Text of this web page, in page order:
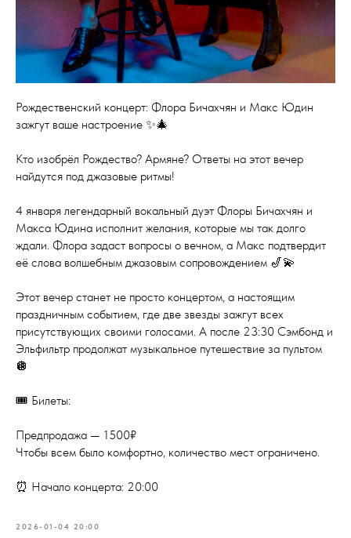
Рождественский концерт: Флора Бичахчян и Макс Юдин
зажгут ваше настроение ✨🎄
Кто изобрёл Рождество? Армяне? Ответы на этот вечер
найдутся под джазовые ритмы!
4 января легендарный вокальный дуэт Флоры Бичахчян и
Макса Юдина исполнит желания, которые мы так долго
ждали. Флора задаст вопросы о вечном, а Макс подтвердит
её слова волшебным джазовым сопровождением 🎷💫
Этот вечер станет не просто концертом, а настоящим
праздничным событием, где две звезды зажгут всех
присутствующих своими голосами. А после 23:30 Сэмбонд и
Эльфильтр продолжат музыкальное путешествие за пультом
🪩
🎟 Билеты:
Предпродажа — 1500₽
Чтобы всем было комфортно, количество мест ограничено.
⏰ Начало концерта: 20:00
2026-01-04 20:00